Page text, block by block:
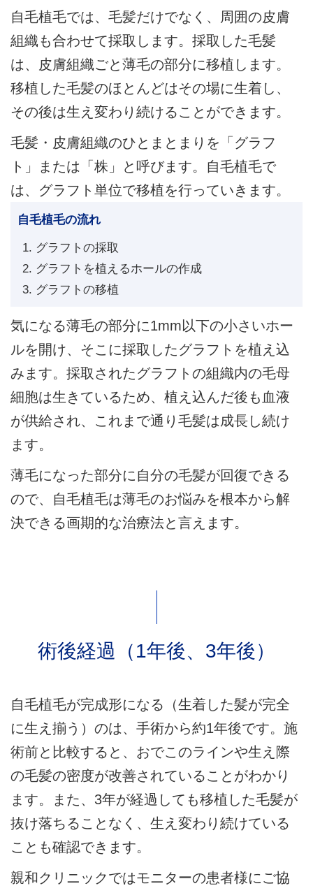
自毛植毛では、毛髪だけでなく、周囲の皮膚
組織も合わせて採取します。採取した毛髪
は、皮膚組織ごと薄毛の部分に移植します。
移植した毛髪のほとんどはその場に生着し、
その後は生え変わり続けることができます。
毛髪・皮膚組織のひとまとまりを「グラフ
ト」または「株」と呼びます。自毛植毛で
は、グラフト単位で移植を行っていきます。
自毛植毛の流れ
グラフトの採取
グラフトを植えるホールの作成
グラフトの移植
気になる薄毛の部分に1mm以下の小さいホー
ルを開け、そこに採取したグラフトを植え込
みます。採取されたグラフトの組織内の毛母
細胞は生きているため、植え込んだ後も血液
が供給され、これまで通り毛髪は成長し続け
ます。
薄毛になった部分に自分の毛髪が回復できる
ので、自毛植毛は薄毛のお悩みを根本から解
決できる画期的な治療法と言えます。
術後経過（1年後、3年後）
自毛植毛が完成形になる（生着した髪が完全
に生え揃う）のは、手術から約1年後です。施
術前と比較すると、おでこのラインや生え際
の毛髪の密度が改善されていることがわかり
ます。また、3年が経過しても移植した毛髪が
抜け落ちることなく、生え変わり続けている
ことも確認できます。
親和クリニックではモニターの患者様にご協